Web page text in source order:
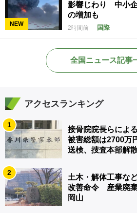
NEW
影響じわり 中小
の増加も
2時間前 国際
全国ニュース記事
アクセスランキング
1
接骨院院長らによ
被害総額は2700
送検、捜査本部解
2
土木・解体工事な
改善命令 産業廃
岡山